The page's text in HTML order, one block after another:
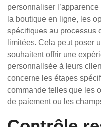
personnaliser
la boutique en ligne, les
spécifiques au processus
limitées. Cela peut poser
souhaitent offrir une
personnalisée à leurs
concerne les étapes
commande telles que les
de paiement ou les